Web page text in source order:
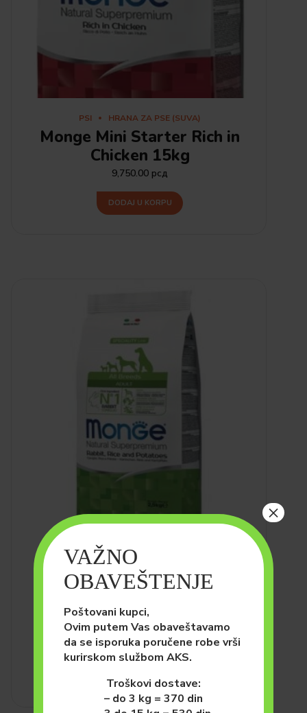
PSI HRANA ZA PSE (SUVA)
Monge Mini Starter Rich in
Chicken 15kg
9,750.00 рсд
DODAJ U KORPU
PSI HRANA ZA PSE (SUVA)
Monge All Breeds Adult
Zečetina, Pirinač i Krompir
12kg
8,640.00 рсд
DODAJ U KORPU
VAŽNO
OBAVEŠTENJE
Poštovani kupci,
Ovim putem Vas obaveštavamo
da se isporuka poručene robe vrši
kurirskom službom AKS.
Troškovi dostave:
– do 3 kg = 370 din
×